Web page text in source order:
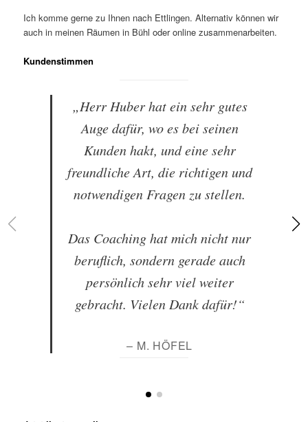
Ich komme gerne zu Ihnen nach Ettlingen. Alternativ können wir
auch in meinen Räumen in Bühl oder online zusammenarbeiten.
Kundenstimmen
„Herr Huber hat ein sehr gutes
Auge dafür, wo es bei seinen
Kunden hakt, und eine sehr
freundliche Art, die richtigen und
notwendigen Fragen zu stellen.
Das Coaching hat mich nicht nur
beruflich, sondern gerade auch
persönlich sehr viel weiter
gebracht. Vielen Dank dafür!“
– M. HÖFEL